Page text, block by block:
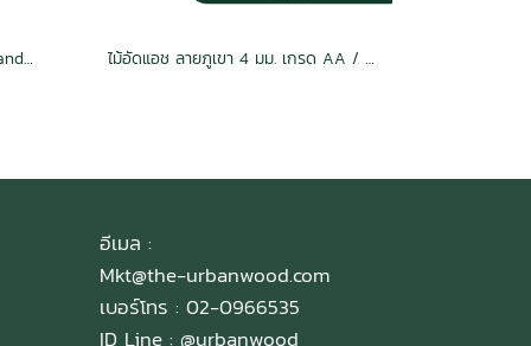
ไม้อัดฟิล์มดำ 15 มม. เกรด Sub Standard / MR ไม้อัดแอช ลายภูเขา 4 มม. เกรด AA / E2
อีเมล :
Mkt@the-urbanwood.com
เบอร์โทร : 02-0966535
ID Line : @urbanwood